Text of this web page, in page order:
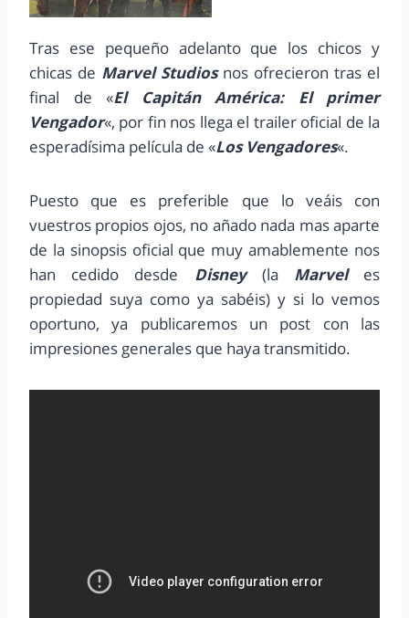
Tras ese pequeño adelanto que los chicos y
chicas de Marvel Studiosnos ofrecieron tras el
final de «El Capitán América: El primer
Vengador«, por fin nos llega el trailer oficial de la
esperadísima película de «Los Vengadores«.
Puesto que es preferible que lo veáis con
vuestros propios ojos, no añado nada mas aparte
de la sinopsis oficial que muy amablemente nos
han cedido desde Disney(la Marveles
propiedad suya como ya sabéis) y si lo vemos
oportuno, ya publicaremos un post con las
impresiones generales que haya transmitido.